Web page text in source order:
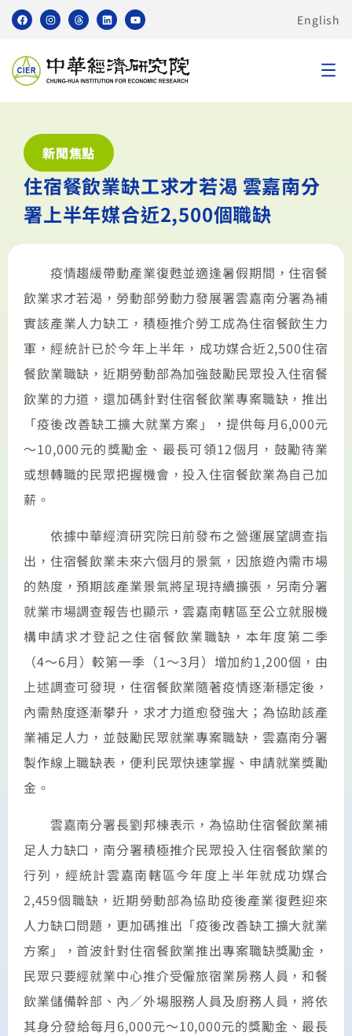
English
新聞焦點
住宿餐飲業缺工求才若渴 雲嘉南分
署上半年媒合近2,500個職缺
疫情趨緩帶動產業復甦並適逢暑假期間，住宿餐
飲業求才若渴，勞動部勞動力發展署雲嘉南分署為補
實該產業人力缺工，積極推介勞工成為住宿餐飲生力
軍，經統計已於今年上半年，成功媒合近2,500住宿
餐飲業職缺，近期勞動部為加強鼓勵民眾投入住宿餐
飲業的力道，還加碼針對住宿餐飲業專案職缺，推出
「疫後改善缺工擴大就業方案」，提供每月6,000元
～10,000元的獎勵金、最長可領12個月，鼓勵待業
或想轉職的民眾把握機會，投入住宿餐飲業為自己加
薪。
依據中華經濟研究院日前發布之營運展望調查指
出，住宿餐飲業未來六個月的景氣，因旅遊內需市場
的熱度，預期該產業景氣將呈現持續擴張，另南分署
就業市場調查報告也顯示，雲嘉南轄區至公立就服機
構申請求才登記之住宿餐飲業職缺，本年度第二季
（4～6月）較第一季（1～3月）增加約1,200個，由
上述調查可發現，住宿餐飲業隨著疫情逐漸穩定後，
內需熱度逐漸攀升，求才力道愈發強大；為協助該產
業補足人力，並鼓勵民眾就業專案職缺，雲嘉南分署
製作線上職缺表，便利民眾快速掌握、申請就業獎勵
金。
雲嘉南分署長劉邦棟表示，為協助住宿餐飲業補
足人力缺口，南分署積極推介民眾投入住宿餐飲業的
行列，經統計雲嘉南轄區今年度上半年就成功媒合
2,459個職缺，近期勞動部為協助疫後產業復甦迎來
人力缺口問題，更加碼推出「疫後改善缺工擴大就業
方案」，首波針對住宿餐飲業推出專案職缺獎勵金，
民眾只要經就業中心推介受僱旅宿業房務人員，和餐
飲業儲備幹部、內／外場服務人員及廚務人員，將依
其身分發給每月6,000元～10,000元的獎勵金、最長